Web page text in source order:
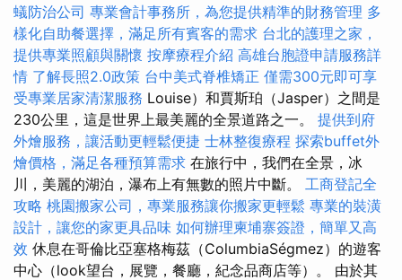
蟻防治公司 專業會計事務所，為您提供精準的財務管理 多
樣化自助餐選擇，滿足所有賓客的需求 台北的護理之家，
提供專業照顧與關懷 按摩療程介紹 高雄台胞證申請服務詳
情 了解長照2.0政策 台中美式脊椎矯正 僅需300元即可享
受專業居家清潔服務 Louise）和賈斯珀（Jasper）之間是
230公里，這是世界上最美麗的全景道路之一。 提供到府
外燴服務，讓活動更輕鬆便捷 士林整復療程 探索buffet外
燴價格，滿足各種預算需求 在旅行中，我們在全景，冰
川，美麗的湖泊，瀑布上有無數的照片中斷。 工商登記全
攻略 桃園搬家公司，專業服務讓你搬家更輕鬆 專業的裝潢
設計，讓您的家更具品味 如何辦理柬埔寨簽證，簡單又高
效 休息在哥倫比亞塞格梅茲（ColumbiaSégmez）的遊客
中心（look望台，展覽，餐廳，紀念品商店等）。 由於其